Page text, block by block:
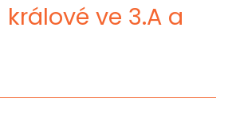
králové ve 3.A a